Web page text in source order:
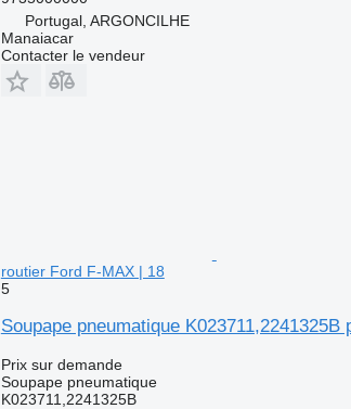
Portugal, ARGONCILHE
Manaiacar
Contacter le vendeur
routier Ford F-MAX | 18
5
Soupape pneumatique
Prix sur demande
Soupape pneumatique
K023711,2241325B